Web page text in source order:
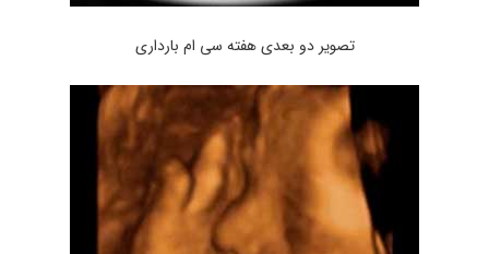
تصویر دو بعدی هفته سی ام بارداری